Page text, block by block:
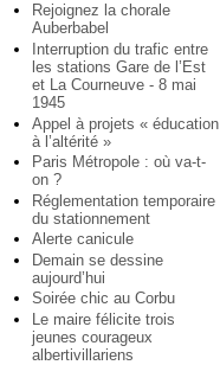
Rejoignez la chorale
Auberbabel
Interruption du trafic entre
les stations Gare de l’Est
et La Courneuve - 8 mai
1945
Appel à projets « éducation
à l’altérité »
Paris Métropole : où va-t-
on ?
Réglementation temporaire
du stationnement
Alerte canicule
Demain se dessine
aujourd’hui
Soirée chic au Corbu
Le maire félicite trois
jeunes courageux
albertivillariens